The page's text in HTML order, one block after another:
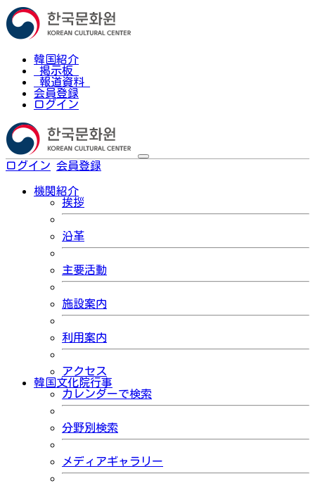
韓国紹介
掲示板
報道資料
会員登録
ログイン
ログイン 会員登録
機関紹介
挨拶
沿革
主要活動
施設案内
利用案内
アクセス
韓国文化院行事
カレンダーで検索
分野別検索
メディアギャラリー